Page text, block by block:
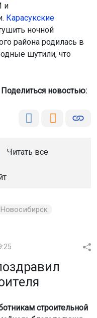
и
Карасукские
ночной
района родилась в
шутили, что
Поделиться новостью:
Читать все
Новосибирск
строительной